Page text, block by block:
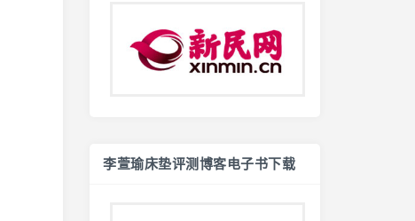
李萱瑜床垫评测博客电子书下载